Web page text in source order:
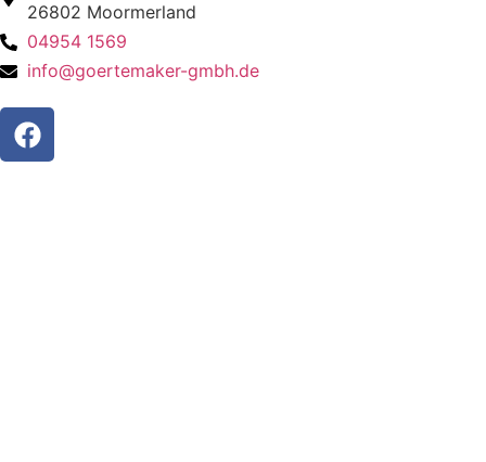
26802 Moormerland
04954 1569
info@goertemaker-gmbh.de